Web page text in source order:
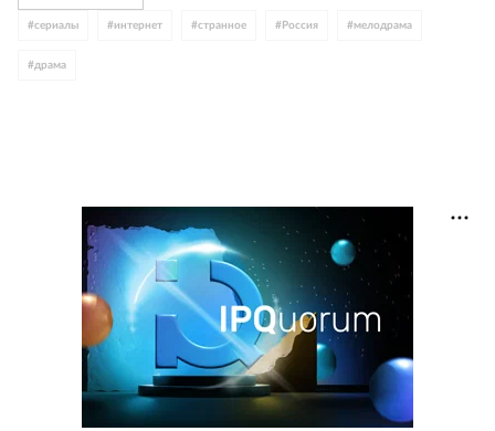
#сериалы #интернет #странное # Россия #мелодрама
#драма